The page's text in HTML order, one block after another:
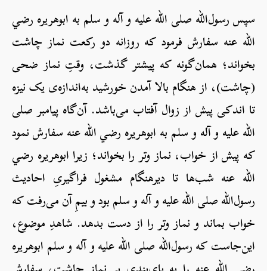
سپس رسول‌الله صلی الله علیه و آله و سلم به ابوهریره رضي
الله عنه سفارش فرمود که روزانه دو رکعت نماز چاشت
بخواند؛ همان‌گونه که پیشتر گذشت، وقتِ نماز ضحی
(چاشت)، از هنگام بالا آمدن خورشید به‌اندازه‌ی یک نیزه
تا اندکی پیش از زوال آفتاب می‌باشد. آن‌گاه پیامبر صلی
الله علیه و آله و سلم به ابوهریره رضي الله عنه سفارش نمود
که پیش از خواب، نماز وتر را بخواند؛ زیرا ابوهریره رضي
الله عنه شب‌ها تا دیرهنگام مشغول فراگیریِ احادیث
رسول‌الله صلی الله علیه و آله و سلم بود و بیمِ آن می‌رفت که
خواب بماند و نماز وتر را از دست بدهد. شاهدِ موضوع،
این‌جاست که رسول‌الله صلی الله علیه و آله و سلم ابوهریره